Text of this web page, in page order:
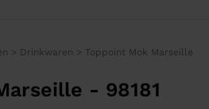
> Drinkwaren > Toppoint Mok Marseille
- 98181